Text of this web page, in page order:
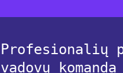
Profesionalių
vadovų